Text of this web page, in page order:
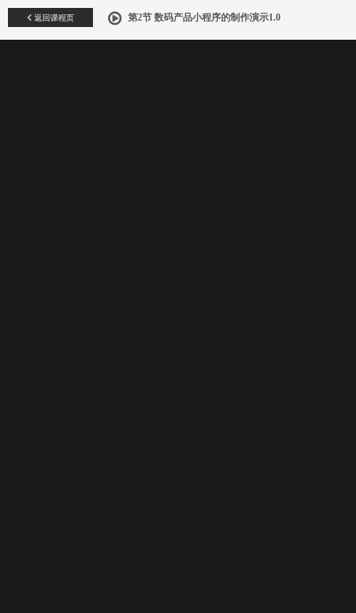
返回课程页 第2节 数码产品小程序的制作演示1.0